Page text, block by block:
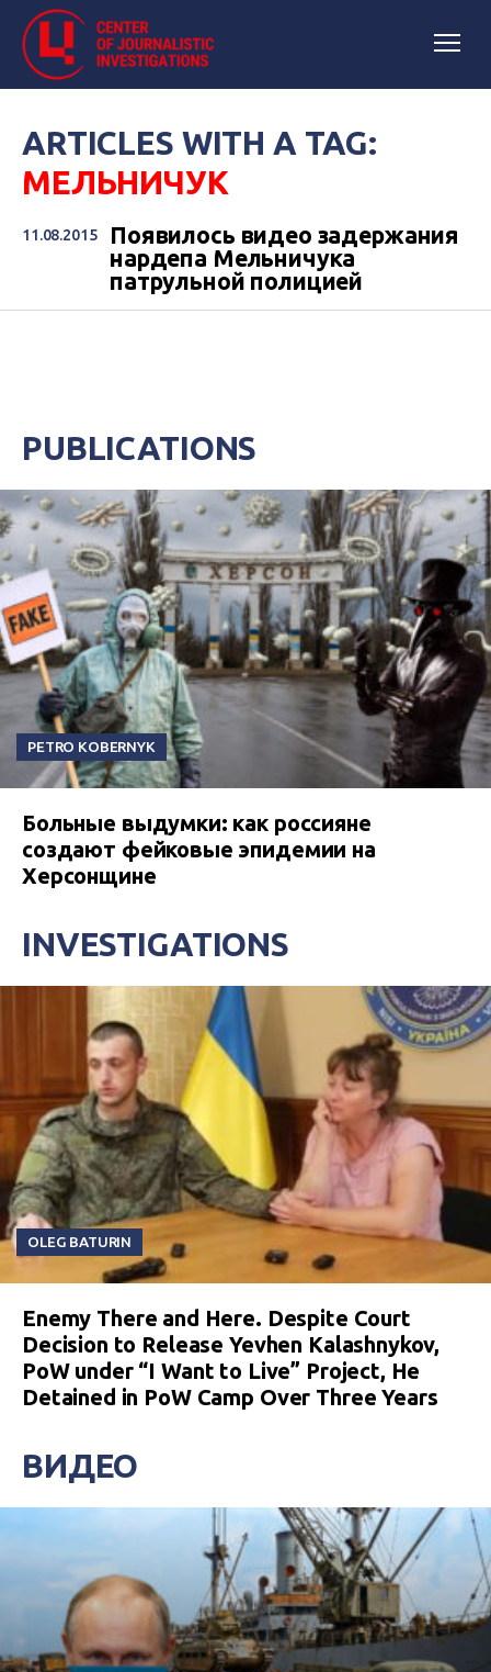
ARTICLES WITH A TAG:
МЕЛЬНИЧУК
11.08.2015
Появилось видео задержания
нардепа Мельничука
патрульной полицией
PUBLICATIONS
PETRO KOBERNYK
Больные выдумки: как россияне
создают фейковые эпидемии на
Херсонщине
INVESTIGATIONS
OLEG BATURIN
Enemy There and Here. Despite Court
Decision to Release Yevhen Kalashnykov,
PoW under “I Want to Live” Project, He
Detained in PoW Camp Over Three Years
ВИДЕО